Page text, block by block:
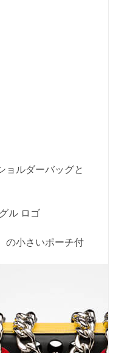
ョルダーバッグと
ル ロゴ
の小さいポーチ付